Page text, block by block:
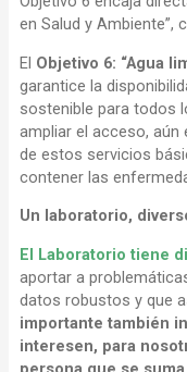
en Salud y Ambiente”,
El Objetivo 6: “Agua
garantice la
sostenible para todos
ampliar el acceso, aún
de estos servicios
contener las
Un laboratorio,
El Laboratorio tiene
aportar a
datos robustos y que
importante también
interesen, para